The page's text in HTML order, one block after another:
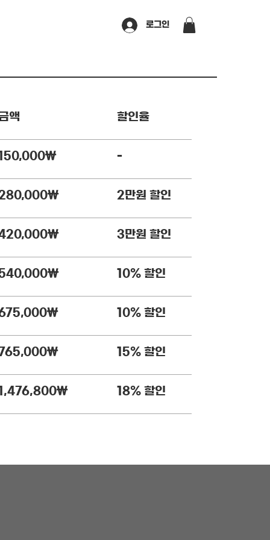
로그인
액 할인율
￦ -
￦ 2만원 할인
￦ 3만원 할인
￦ 10% 할인
￦ 10% 할인
￦ 15% 할인
￦ 18% 할인